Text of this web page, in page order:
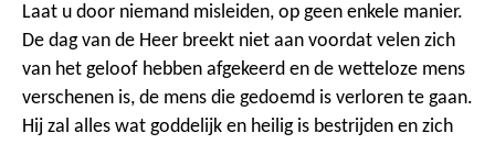
Laat u door niemand misleiden, op geen enkele manier.
De dag van de Heer breekt niet aan voordat velen zich
van het geloof hebben afgekeerd en de wetteloze mens
verschenen is, de mens die gedoemd is verloren te gaan.
Hij zal alles wat goddelijk en heilig is bestrijden en zich